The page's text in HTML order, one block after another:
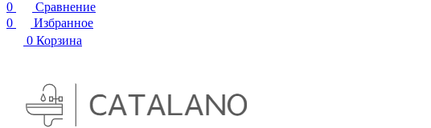
0
Сравнение
0
Избранное
0 Корзина